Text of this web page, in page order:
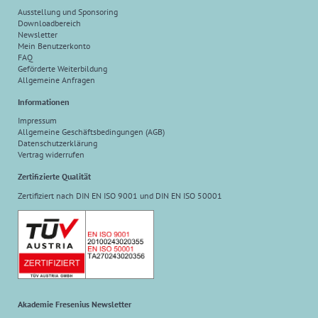
Ausstellung und Sponsoring
Downloadbereich
Newsletter
Mein Benutzerkonto
FAQ
Geförderte Weiterbildung
Allgemeine Anfragen
Informationen
Impressum
Allgemeine Geschäftsbedingungen (AGB)
Datenschutzerklärung
Vertrag widerrufen
Zertifizierte Qualität
Zertifiziert nach DIN EN ISO 9001 und DIN EN ISO 50001
Akademie Fresenius Newsletter